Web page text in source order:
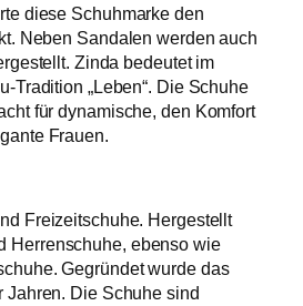
diese Schuhmarke den
Neben Sandalen werden auch
Zinda bedeutet im
Tradition „Leben“. Die Schuhe
für dynamische, den Komfort
Frauen.
Freizeitschuhe. Hergestellt
Herrenschuhe, ebenso wie
Gegründet wurde das
Jahren. Die Schuhe sind